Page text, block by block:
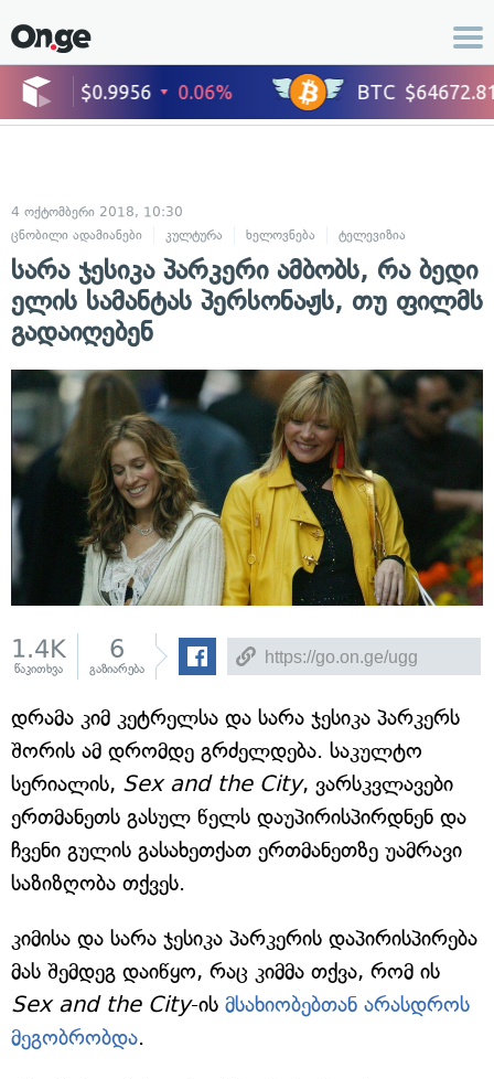
4 ოქტომბერი 2018, 10:30
ცნობილი ადამიანები
კულტურა ხელოვნება ტელევიზია
სარა ჯესიკა პარკერი ამბობს, რა ბედი
ელის სამანტას პერსონაჟს, თუ ფილმს
გადაიღებენ
1.4K
წაკითხვა
6
გაზიარება
დრამა კიმ კეტრელსა და სარა ჯესიკა პარკერს
შორის ამ დრომდე გრძელდება. საკულტო
სერიალის, Sex and the City, ვარსკვლავები
ერთმანეთს გასულ წელს დაუპირისპირდნენ და
ჩვენი გულის გასახეთქათ ერთმანეთზე უამრავი
საზიზღობა თქვეს.
კიმისა და სარა ჯესიკა პარკერის დაპირისპირება
მას შემდეგ დაიწყო, რაც კიმმა თქვა, რომ ის
Sex and the City-ის მსახიობებთან არასდროს
მეგობრობდა.